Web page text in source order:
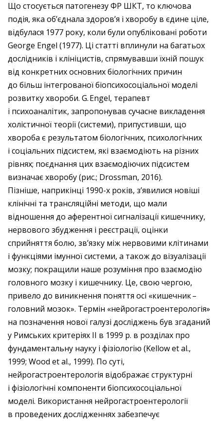
Що стосується патогенезу ФР ШКТ, то ключова
подія, яка об’єднала здоров’я і хворобу в єдине ціле,
відбулася 1977 року, коли були опубліковані роботи
George Engel (1977). Ці статті вплинули на багатьох
дослідників і клініцистів, спрямувавши їхній пошук
від конкретних основних біо­логічних причин
до більш інтегрованої біопсихосоціальної моделі
розвитку хвороби. G. Engel, терапевт
і психоаналітик, запропонував сучасне викладення
холістичної теорії (системи), припустивши, що
хвороба є результатом біологічних, психологічних
і соціальних підсистем, які взаємодіють на різних
рівнях; поєднання цих взаємодіючих підсистем
визначає хворобу (рис.; Drossman, 2016).
Пізніше, наприкінці 1990-х років, з’явилися новіші
клінічні та трансляційні методи, що мали
відношення до аферентної сигналізації кишечнику,
нервового збудження і реєстрації, оцінки
сприйняття болю, зв’язку між нервовими клітинами
і функціями імунної системи, а також до візуалізації
мозку; покращили наше розуміння про взаємодію
головного мозку і кишечнику. Це, свою чергою,
привело до виникнення поняття осі «кишечник – ​
головний мозок». Термін «нейрогастроентерологія»
на позначення нової галузі досліджень був згаданий
у Римських критеріях II в 1999 р. в розділах про
фундаментальну науку і фізіологію (Kellow et al.,
1999; Wood et al., 1999). По суті,
нейрогастроентерологія відображає структурні
і фізіологічні компоненти біопсихосоціальної
моделі. Використання нейрогастроентерології
в проведених дослідженнях забезпечує